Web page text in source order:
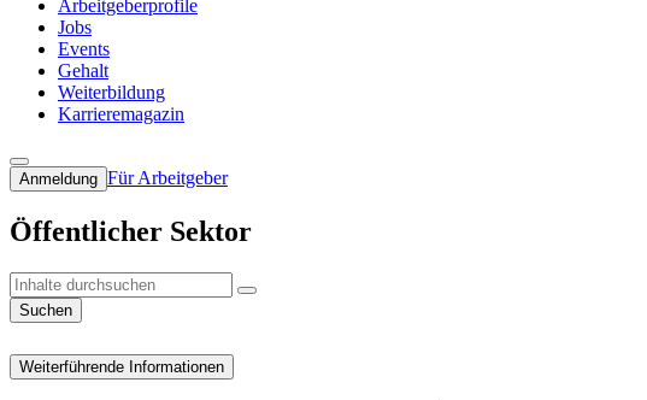
Arbeitgeberprofile
Jobs
Events
Gehalt
Weiterbildung
Karrieremagazin
Anmeldung Für Arbeitgeber
Öffentlicher Sektor
Suchen
Weiterführende Informationen